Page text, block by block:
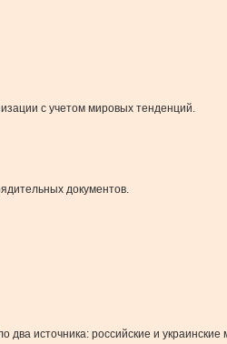
с учетом мировых тенденций.
документов.
два источника: российские и